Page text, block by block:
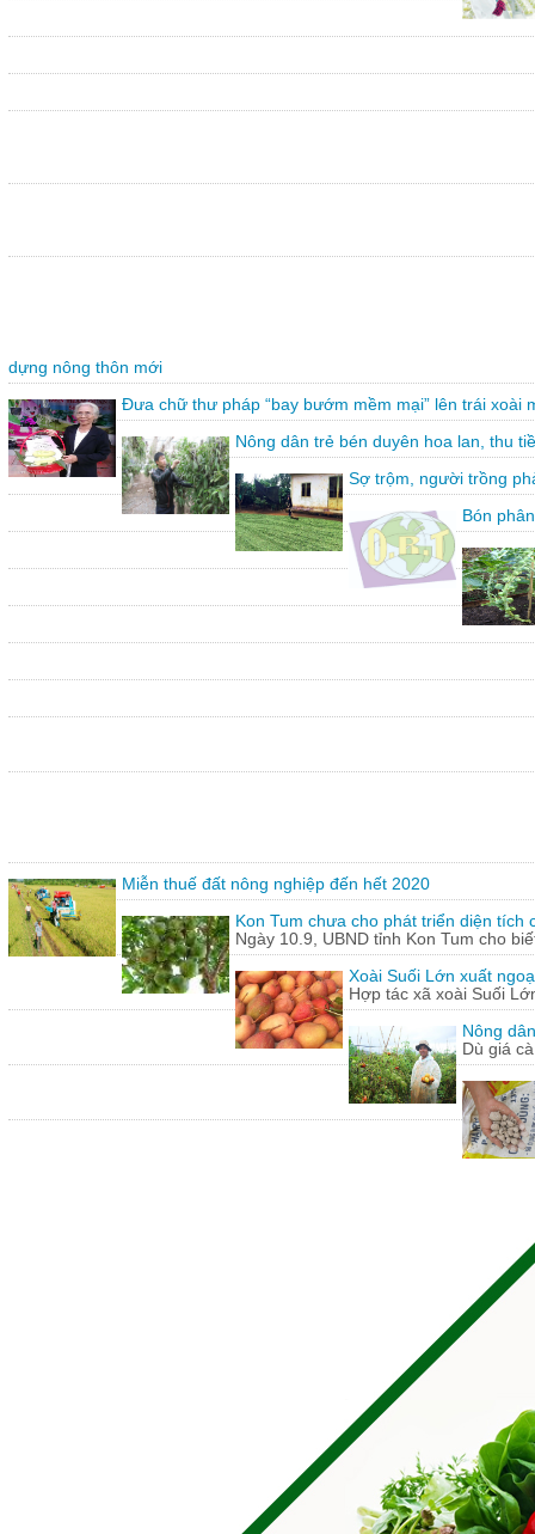
dựng nông thôn mới
Đưa chữ thư pháp “bay bướm mềm mại” lên trái xoài
Nông dân trẻ bén duyên hoa lan, thu
Sợ trộm, người trồng
Bón
Miễn thuế đất nông nghiệp đến hết 2020
Kon Tum chưa cho phát triển diện tích
Ngày 10.9, UBND tỉnh Kon Tum cho
Xoài Suối Lớn xuất
Hợp tác xã xoài Suối
Nông
Dù giá